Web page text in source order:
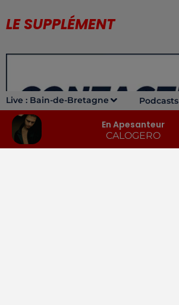
Live : Bain-de-Bretagne Podcasts
En Apesanteur
CALOGERO
LE SUPPLÉMENT